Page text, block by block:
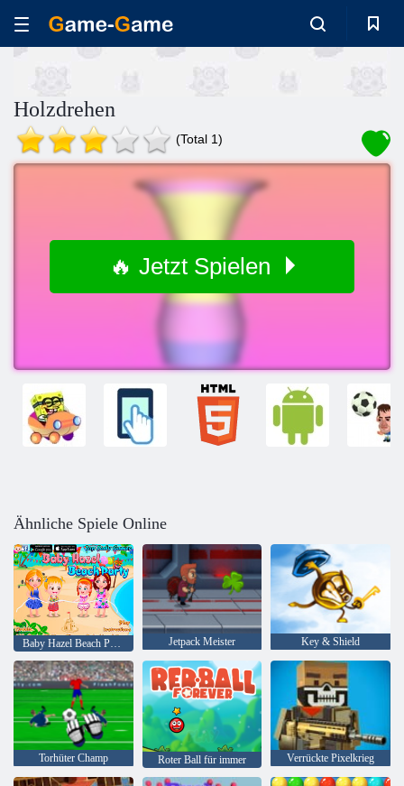
Holzdrehen
(Total 1)
🔥 Jetzt Spielen
Ähnliche Spiele Online
Baby Hazel Beach Party Jetpack Meister Key & Shield
Torhüter Champ Roter Ball für immer Verrückte Pixelkrieg